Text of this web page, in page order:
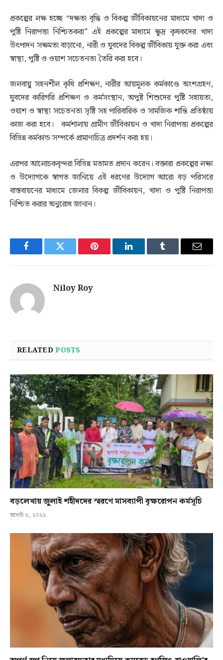
প্রকল্পের লক্ষ হচ্ছে “দক্ষতা বৃদ্ধি ও বিকল্প জীবিকায়নের মাধ্যমে খাদ্য ও
পুষ্টি নিরাপত্তা নিশ্চিতকরা” এই প্রকল্পের মাধ্যমে ক্ষুদ্র কৃষকদের খাদ্য
উৎপাদন সক্ষমতা বাড়ানো, নারী ও যুবদের বিকল্প জীবিকায় যুক্ত করা এবং
স্বাস্থ্য, পুষ্টি ও ওয়াশ সচেতনতা তৈরি করা হবে।
জলবায়ু সহনশীল কৃষি প্রশিক্ষণ, নারীর আয়মূলক কর্মকাণ্ডে অংশগ্রহণ,
যুবদের কারিগরি প্রশিক্ষণ ও কর্মসংস্থান, অপুষ্ট শিশুদের পুষ্টি সহায়তা,
ওয়াশ ও স্বাস্থ্য সচেতনতা সৃষ্টি সহ পারিবারিক ও সামজিক শান্তি প্রতিষ্ঠায়
কাজ করা হবে। কর্মশালায় গ্রামীণ জীবিকায়ন ও খাদ্য নিরাপত্তা প্রকল্পের
বিভিন্ন কর্মকান্ড সম্পর্কে প্রামাণ্যচিত্র প্রদর্শন করা হয়।
এরপর আলোচকবৃন্দরা বিভিন্ন মতামত প্রদান করেন। বক্তারা প্রকল্পের লক্ষ্য
ও উদ্যোগকে স্বাগত জানিয়ে এই ধরণের উদ্যোগ আরো বড় পরিসরে
বাস্তবায়নের মাধ্যমে জেলার বিকল্প জীবিকায়ন, খাদ্য ও পুষ্টি নিরাপত্তা
নিশ্চিত করার অনুরোধ জানান।
FacebookTwitter Pinterest LinkedInTumblr Email
Niloy Roy
RELATEDPOSTS
বড়লেখায় জুলাই শহীদদের স্মরণে মাসব্যাপী বৃক্ষরোপন কর্মসূচি
আগস্ট ৬, ২০২৬